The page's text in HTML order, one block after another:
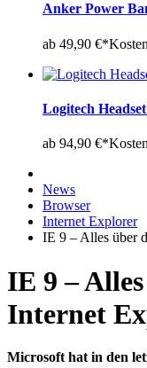
Anker Power
ab 49,90 €*
Logitech
ab 94,90 €*
News
Browser
Internet Explorer
IE 9 – Alles über
IE 9 –
Internet
Microsoft hat in den